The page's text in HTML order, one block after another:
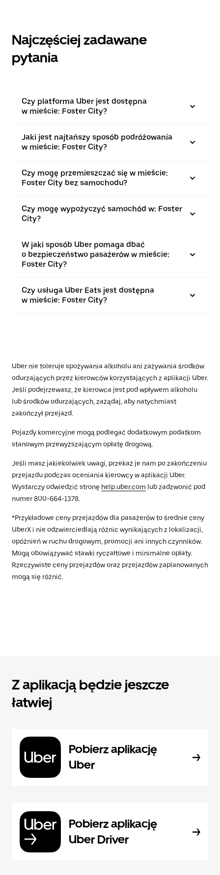
Najczęściej zadawane
pytania
Czy platforma Uber jest dostępna
w mieście: Foster City?
Jaki jest najtańszy sposób podróżowania
w mieście: Foster City?
Czy mogę przemieszczać się w mieście:
Foster City bez samochodu?
Czy mogę wypożyczyć samochód w: Foster
City?
W jaki sposób Uber pomaga dbać
o bezpieczeństwo pasażerów w mieście:
Foster City?
Czy usługa Uber Eats jest dostępna
w mieście: Foster City?
Uber nie toleruje spożywania alkoholu ani zażywania środków
odurzających przez kierowców korzystających z aplikacji Uber.
Jeśli podejrzewasz, że kierowca jest pod wpływem alkoholu
lub środków odurzających, zażądaj, aby natychmiast
zakończył przejazd.
Pojazdy komercyjne mogą podlegać dodatkowym podatkom
stanowym przewyższającym opłatę drogową.
Jeśli masz jakiekolwiek uwagi, przekaż je nam po zakończeniu
przejazdu podczas oceniania kierowcy w aplikacji Uber.
Wystarczy odwiedzić stronę help.uber.com lub zadzwonić pod
numer 800-664-1378.
*Przykładowe ceny przejazdów dla pasażerów to średnie ceny
UberX i nie odzwierciedlają różnic wynikających z lokalizacji,
opóźnień w ruchu drogowym, promocji ani innych czynników.
Mogą obowiązywać stawki ryczałtowe i minimalne opłaty.
Rzeczywiste ceny przejazdów oraz przejazdów zaplanowanych
mogą się różnić.
Z aplikacją będzie jeszcze
łatwiej
Pobierz aplikację
Uber
Pobierz aplikację
Uber Driver